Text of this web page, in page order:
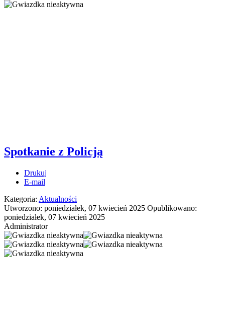
Spotkanie z Policją
Drukuj
E-mail
Kategoria: Aktualności
Utworzono: poniedziałek, 07 kwiecień 2025 Opublikowano:
poniedziałek, 07 kwiecień 2025
Administrator